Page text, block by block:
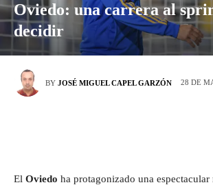
Oviedo: una carrera al
decidir
BY JOSÉ MIGUEL CAPEL GARZÓN 28 DE
El Oviedo ha protagonizado una espectacular